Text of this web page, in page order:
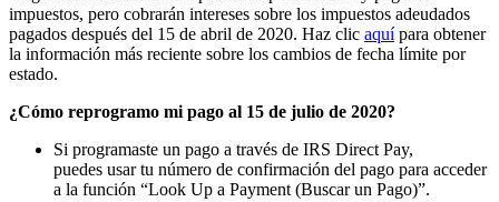
impuestos, pero cobrarán intereses sobre los impuestos adeudados
pagados después del 15 de abril de 2020. Haz clic aquípara obtener
la información más reciente sobre los cambios de fecha límite por
estado.
¿Cómo reprogramo mi pago al 15 de julio de 2020?
Si programaste un pago a través de IRS Direct Pay,
puedes usartu número de confirmación del pago para acceder
a la función “Look Up a Payment (Buscar un Pago)”.